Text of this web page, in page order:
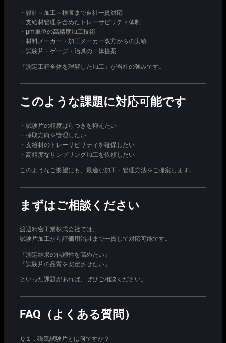
・設計～加工～検査まで自社一貫対応
・支給材管理を含めたトレーサビリティ体制
・μm単位の高精度加工技術
・材料メーカー・加工メーカー双方からの実績
・試験片・ゲージ・治具の一体提案
『測定工程全体を理解した加工』が当社の強みです。
このような課題に対応可能です
・試験片の精度ばらつきを抑えたい
・採取方向を管理したい
・支給材のトレーサビリティを確保したい
・高精度なサンプリング加工を依頼したい
このようなご要望にも、最適な加工・管理方法をご提案します。
まずはご相談ください
渡辺精密工業株式会社では、
試験片加工から評価用治具まで一貫して対応可能です。
『測定結果の信頼性を高めたい』
『試験片の品質を安定させたい』
といった課題があれば、ぜひご相談ください。
FAQ（よくある質問）
Ｑ１．磁気試験片とは何ですか？